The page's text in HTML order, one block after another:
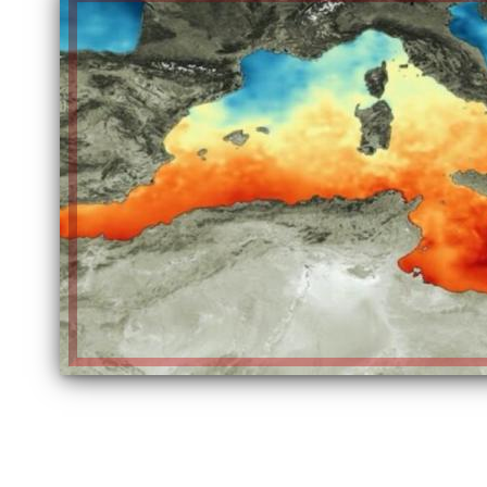
إلهام شرشر تكتب: دي مبقتش كورة..
دي سياسة
الكاتبة إلهام شرشر تهنئ الرئيس
السيسي بعيد ميلاده وتُشيد بجهوده
في بناء الدولة